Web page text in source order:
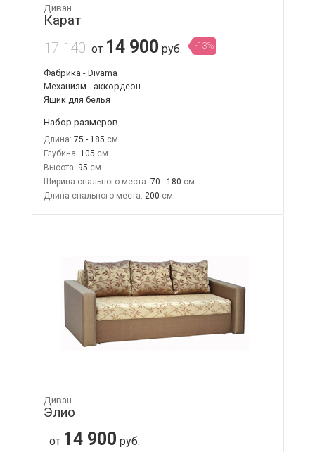
Диван
Карат
17 140 от 14 900 руб. -13%
Фабрика - Divama
Механизм - аккордеон
Ящик для белья
Набор размеров
Длина: 75 - 185
Глубина: 105
Высота: 95
Ширина спального места: 70 - 180
Длина спального места: 200
Диван
Элио
от 14 900 руб.